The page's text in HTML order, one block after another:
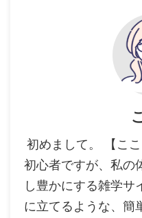
初めまして。 【こ
初心者ですが、私の
し豊かにする雑学サ
に立てるような、簡